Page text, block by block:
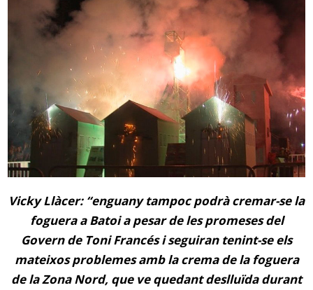
Vicky Llàcer: “enguany tampoc podrà cremar-se la
foguera a Batoi a pesar de les promeses del
Govern de Toni Francés i seguiran tenint-se els
mateixos problemes amb la crema de la foguera
de la Zona Nord, que ve quedant deslluïda durant